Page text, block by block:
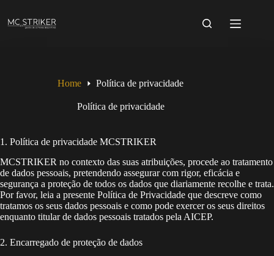
content
Home Política de privacidade
Política de privacidade
1. Política de privacidade MCSTRIKER
MCSTRIKER no contexto das suas atribuições, procede ao tratamento
de dados pessoais, pretendendo assegurar com rigor, eficácia e
segurança a proteção de todos os dados que diariamente recolhe e trata.
Por favor, leia a presente Política de Privacidade que descreve como
tratamos os seus dados pessoais e como pode exercer os seus direitos
enquanto titular de dados pessoais tratados pela AICEP.
2. Encarregado de proteção de dados